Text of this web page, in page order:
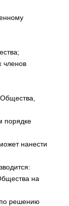
членов
порядке
нанести
на
решению